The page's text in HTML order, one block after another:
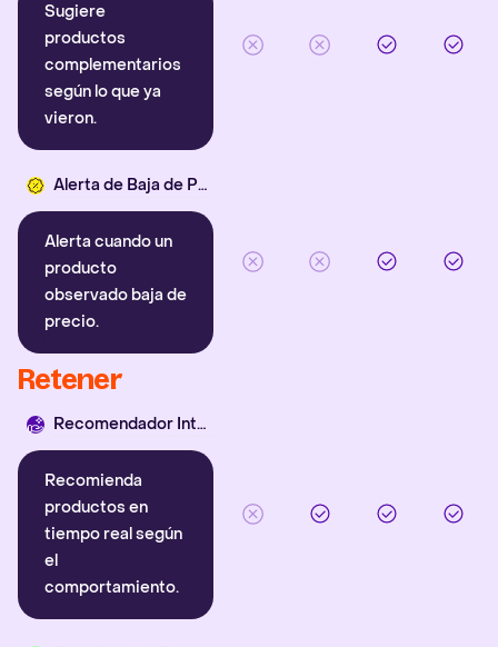
Sugiere
productos
complementarios
según lo que ya
vieron.
Alerta de Baja de Precio
Alerta cuando un
producto
observado baja de
precio.
Retener
Recomendador Inteligente
Recomienda
productos en
tiempo real según
el
comportamiento.